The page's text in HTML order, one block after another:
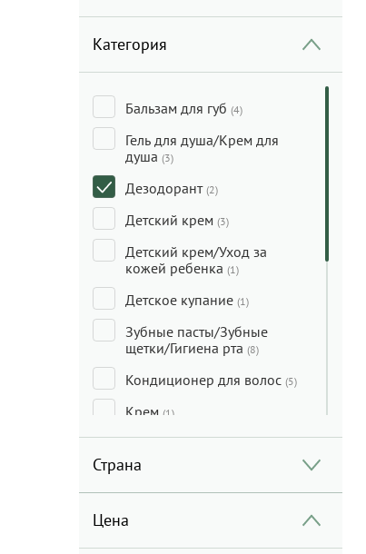
Категория
Бальзам для губ (4)
Гель для душа/Крем для
душа (3)
Дезодорант (2)
Детский крем (3)
Детский крем/Уход за
кожей ребенка (1)
Детское купание (1)
Зубные пасты/Зубные
щетки/Гигиена рта (8)
Кондиционер для волос (5)
Крем (1)
Маска для волос
Масло для волос
Страна
Цена